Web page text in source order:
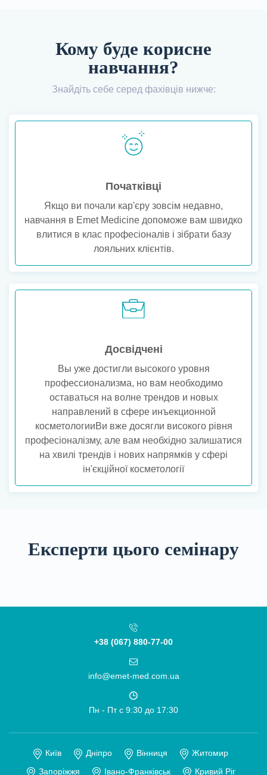
Кому буде корисне
навчання?
Знайдіть себе серед фахівців нижче:
Початківці
Якщо ви почали кар'єру зовсім недавно,
навчання в Emet Medicine допоможе вам швидко
влитися в клас професіоналів і зібрати базу
лояльних клієнтів.
Досвідчені
Вы уже достигли высокого уровня
профессионализма, но вам необходимо
оставаться на волне трендов и новых
направлений в сфере инъекционной
косметологииВи вже досягли високого рівня
професіоналізму, але вам необхідно залишатися
на хвилі трендів і нових напрямків у сфері
ін'єкційної косметології
Експерти цього семінару
+38 (067) 880-77-00
info@emet-med.com.ua
Пн - Пт c 9:30 до 17:30
Київ Дніпро Вінниця
Житомир
Запоріжжя
Івано-Франківськ Кривий Ріг